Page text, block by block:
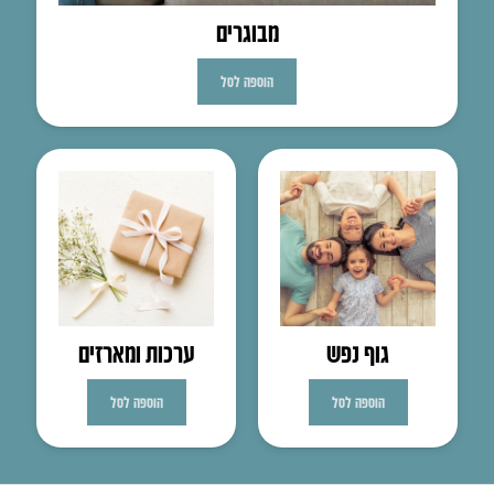
מבוגרים
הוספה לסל
גוף נפש
הוספה לסל
ערכות ומארזים
הוספה לסל